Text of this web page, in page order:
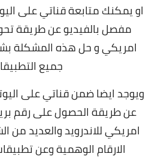
او يمكنك متابعة قناتي على
مفصل بالفيديو عن طريقة
امريكي و حل هذه المشكلة
جميع
ويوجد ايضا ضمن قناتي على
عن طريقة الحصول على رقم
امريكي للاندرويد والعديد من
الارقام الوهمية وعن